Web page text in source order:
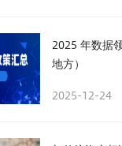
2025 年数据
地方）
2025-12-24